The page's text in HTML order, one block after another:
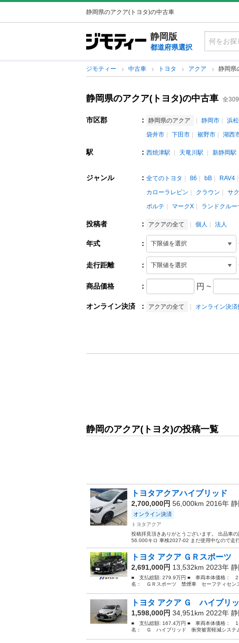
静岡県のアクア(トヨタ)の中古車
静岡版
都道府県選択
ジモティー 中古車 トヨタ アクア 静岡県
静岡県のアクア(トヨタ)の中古車 全
市区郡 ： 静岡県のアクア 静岡市 浜
袋井市
下田市 裾野市 湖西
駅 ： 西焼津駅 天竜川駅 新静岡駅
ジャンル ： 全てのトヨタ 86 bB RAV4
カローラレビン
クラウン サ
ポルテ
マークX ランドクルー
投稿者 ： アクアの全て 個人 法人
年式 ：
走行距離 ：
商品価格 ： 円 ~
オンライン決済 ： アクアの全て オンライン決
静岡のアクア(トヨタ)の投稿一覧
トヨタアクアハイブリッド
2,700,000円 56,000km 2016年
オンライン決済
トヨタアクア
投稿拝見頂きありがとうございます。 出品車
56.000キロ 車検2027-02 まだ使用中なので走
トヨタ アクア ＧＲスポー
2,691,000円 13,532km 2023年
■ 支払総額: 279.9万円 ■ 車両本体価格：
名： ＧＲスポーツ 禁煙車 セーフティセン
トヨタ アクア Ｇ ハイブリ
1,598,000円 34,951km 2022年
■ 支払総額: 167.4万円 ■ 車両本体価格：
名： Ｇ ハイブリッド 衝突被害軽減システ